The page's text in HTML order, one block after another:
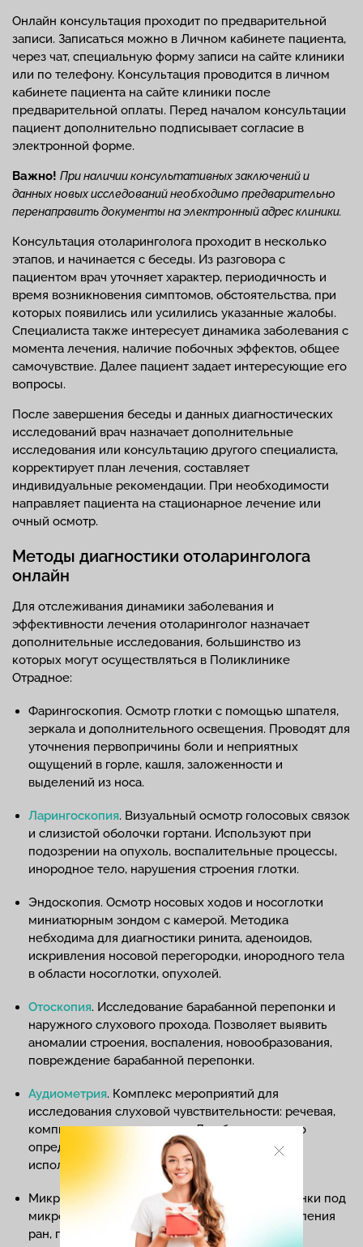
Онлайн консультация проходит по предварительной
записи. Записаться можно в Личном кабинете пациента,
через чат, специальную форму записи на сайте клиники
или по телефону. Консультация проводится в личном
кабинете пациента на сайте клиники после
предварительной оплаты. Перед началом консультации
пациент дополнительно подписывает согласие в
электронной форме.
Важно! При наличии консультативных заключений и
данных новых исследований необходимо предварительно
перенаправить документы на электронный адрес клиники.
Консультация отоларинголога проходит в несколько
этапов, и начинается с беседы. Из разговора с
пациентом врач уточняет характер, периодичность и
время возникновения симптомов, обстоятельства, при
которых появились или усилились указанные жалобы.
Специалиста также интересует динамика заболевания с
момента лечения, наличие побочных эффектов, общее
самочувствие. Далее пациент задает интересующие его
вопросы.
После завершения беседы и данных диагностических
исследований врач назначает дополнительные
исследования или консультацию другого специалиста,
корректирует план лечения, составляет
индивидуальные рекомендации. При необходимости
направляет пациента на стационарное лечение или
очный осмотр.
Методы диагностики отоларинголога
онлайн
Для отслеживания динамики заболевания и
эффективности лечения отоларинголог назначает
дополнительные исследования, большинство из
которых могут осуществляться в Поликлинике
Отрадное:
Фарингоскопия. Осмотр глотки с помощью шпателя,
зеркала и дополнительного освещения. Проводят для
уточнения первопричины боли и неприятных
ощущений в горле, кашля, заложенности и
выделений из носа.
Ларингоскопия. Визуальный осмотр голосовых связок
и слизистой оболочки гортани. Используют при
подозрении на опухоль, воспалительные процессы,
инородное тело, нарушения строения глотки.
Эндоскопия. Осмотр носовых ходов и носоглотки
миниатюрным зондом с камерой. Методика
небходима для диагностики ринита, аденоидов,
искривления носовой перегородки, инородного тела
в области носоглотки, опухолей.
Отоскопия. Исследование барабанной перепонки и
наружного слухового прохода. Позволяет выявить
аномалии строения, воспаления, новообразования,
повреждение барабанной перепонки.
Аудиометрия. Комплекс мероприятий для
исследования слуховой чувствительности: речевая,
компьютерная и тональная. Для более четкого
определения остроты слуха рекомендовано
использовать две и более методики.
Микроотоскопия. Осмотр барабанной перепонки под
микроскопом. Назначают для контроля заживления
ран, повреждений барабанной перепонки.